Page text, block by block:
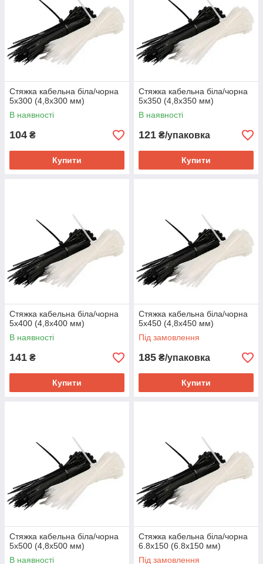
Стяжка кабельна біла/чорна
5х300 (4,8х300 мм)
В наявності
104 ₴
Купити
Стяжка кабельна біла/чорна
5х350 (4,8х350 мм)
В наявності
121 ₴/упаковка
Купити
Стяжка кабельна біла/чорна
5х400 (4,8х400 мм)
В наявності
141 ₴
Купити
Стяжка кабельна біла/чорна
5х450 (4,8х450 мм)
Під замовлення
185 ₴/упаковка
Купити
Стяжка кабельна біла/чорна
5х500 (4,8х500 мм)
В наявності
Стяжка кабельна біла/чорна
6.8х150 (6.8х150 мм)
Під замовлення